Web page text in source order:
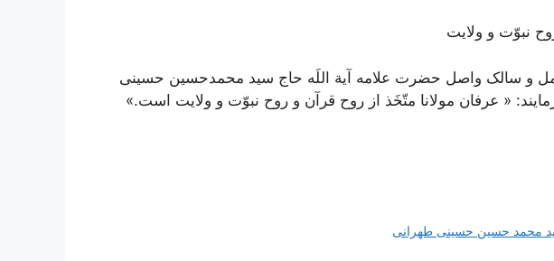
نبوّت و ولايت
و سالک واصل حضرت علامه آیة اللَه حاج سید محمد‌حسین حسینی
« عرفان مولانا متّخَذ از روح قرآن و روح نبوّت و ولايت است.»
محمد حسین حسینی طهرانی